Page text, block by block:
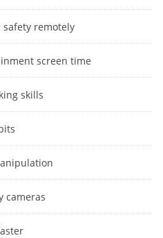
safety remotely
screen time
skills
cameras